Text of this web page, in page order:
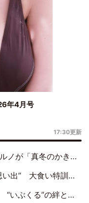
年4月号
17:30更新
にあるのは、逆境をともに“凌”ぐ似た者同士の絆
・制服グラビア…盛りだくさんの裏話
と後輩・龍頭綺音の決意